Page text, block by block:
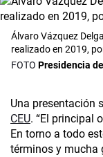
Álvaro Vázquez
realizado en 2019,
Presidencia
Una presentación
CEU. “El principal
En torno a todo
términos y mucha